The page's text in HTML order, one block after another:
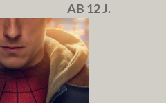
AB 12 J.